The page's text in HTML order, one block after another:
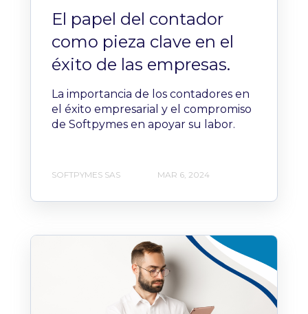
El papel del contador
como pieza clave en el
éxito de las empresas.
La importancia de los contadores en
el éxito empresarial y el compromiso
de Softpymes en apoyar su labor.
SOFTPYMES SAS MAR 6, 2024